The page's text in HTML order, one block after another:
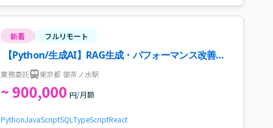
新着 フルリモート
【Python/生成AI】RAG生成・パフォーマンス改善案
件
業務委託 東京都 御茶ノ水駅
~ 900,000 円/月額
PythonJavaScriptSQL TypeScriptReact